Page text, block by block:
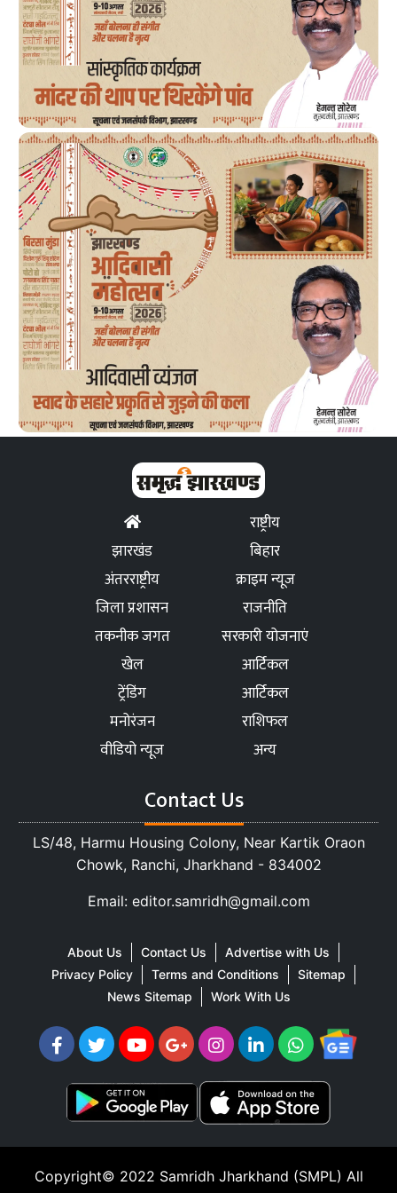
राष्ट्रीय
झारखंड
बिहार
अंतरराष्ट्रीय
क्राइम न्यूज
जिला प्रशासन
राजनीति
तकनीक जगत
सरकारी योजनाएं
खेल
आर्टिकल
ट्रेंडिंग
आर्टिकल
मनोरंजन
राशिफल
वीडियो न्यूज
अन्य
Contact Us
LS/48, Harmu Housing Colony, Near Kartik Oraon
Chowk, Ranchi, Jharkhand - 834002
Email: editor.samridh@gmail.com
About Us Contact Us
Advertise with Us
Privacy Policy
Terms and Conditions
Sitemap
News Sitemap
Work With Us
Copyright© 2022 Samridh Jharkhand (SMPL) All